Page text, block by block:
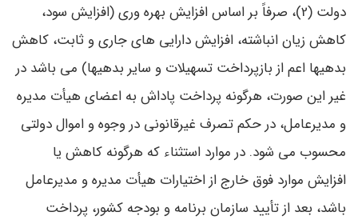
دولت (2)، صرفاً بر اساس افزایش بهره‌ وری (افزایش سود،
کاهش زیان انباشته، افزایش دارایی های جاری و ثابت، کاهش
بدهیها اعم از بازپرداخت تسهیلات و سایر بدهیها) می باشد در
غیر این صورت، هرگونه پرداخت پاداش به اعضای هیأت مدیره
و مدیرعامل، در حکم تصرف غیرقانونی در وجوه و اموال دولتی
محسوب می شود. در موارد استثناء که هرگونه کاهش یا
افزایش موارد فوق خارج از اختیارات هیأت مدیره و مدیرعامل
باشد، بعد از تأیید سازمان برنامه و بودجه کشور، پرداخت